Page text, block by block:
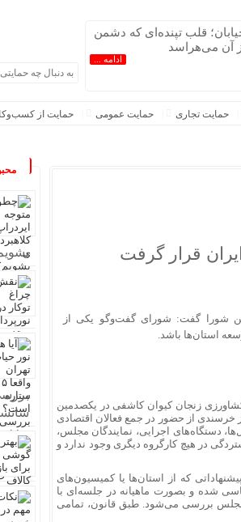
قلب تپنده‌ای که دشمن
آن می‌هراسد
ادامه ...
حمایت تجاری حمایت عمومی حمایت از
قرار گرفت
شورا گفت: شورای گفت‌وگو یکی از
استان‌ها باشد.
کشاورزی زنجان کیوان کاشفی در یکصدمین
از حضور در جمع فعالان اقتصادی
اجرایی، نمایندگان مجلس،
در هیچ کارگروه دیگری وجود ندارد و
که از استان‌ها یا کمیسیون‌های
شده و بصورت ماهیانه در جلسه‌ای با
مجلس بررسی می‌شود. طبق قانون، تمامی